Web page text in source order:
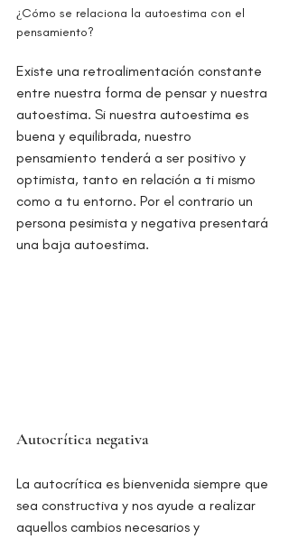
¿Cómo se relaciona la autoestima con el
pensamiento?
Existe una retroalimentación constante
entre nuestra forma de pensar y nuestra
autoestima. Si nuestra autoestima es
buena y equilibrada, nuestro
pensamiento tenderá a ser positivo y
optimista, tanto en relación a ti mismo
como a tu entorno. Por el contrario un
persona pesimista y negativa presentará
una baja autoestima.
Autocrítica negativa
La autocrítica es bienvenida siempre que
sea constructiva y nos ayude a realizar
aquellos cambios necesarios y